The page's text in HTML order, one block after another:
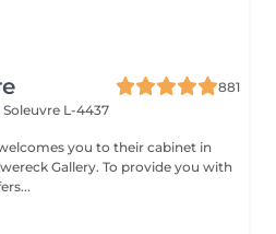
881
Soleuvre L-4437
you to their cabinet in
Gallery. To provide you with